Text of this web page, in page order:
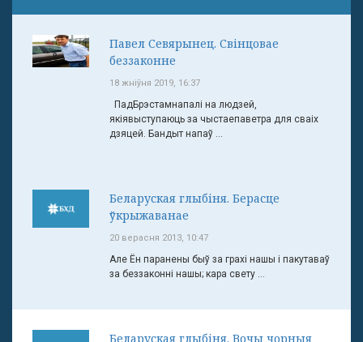
Павел Севярынец. Свінцовае
беззаконне
18 жніўня 2019, 16:37
ПадБрэстамнапалі на людзей,
якіявыступаюць за чыстаепаветра для сваіх
дзяцей. Бандыт напаў ...
Беларуская глыбіня. Берасце
ўкрыжаванае
20 верасня 2013, 10:47
Але Ён паранены быў за грахі нашы і пакутаваў
за беззаконні нашы; кара свету ...
Беларуская глыбіня. Вочы чорныя